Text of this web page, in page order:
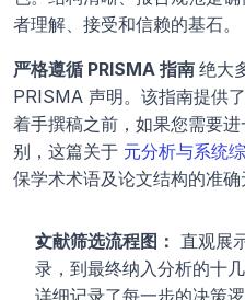
者理解、接受和信赖的基石。
严格遵循 PRISMA 指南 绝大
PRISMA 声明。该指南提供
着手撰稿之前，如果您需要
别，这篇关于 元分析与系统
保学术术语及论文结构的准确
文献筛选流程图： 直观展
录，到最终纳入分析的十